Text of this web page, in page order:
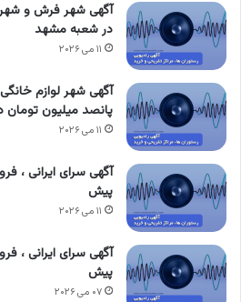
آگهی شهر فرش و شهر
در شعبه مشهد
۱۱ می ۲۰۲۶
آگهی شهر لوازم
پانصد میلیون تومان
۱۱ می ۲۰۲۶
آگهی سرای ایرانی
پیش
۱۱ می ۲۰۲۶
آگهی سرای ایرانی
پیش
۰۷ می ۲۰۲۶